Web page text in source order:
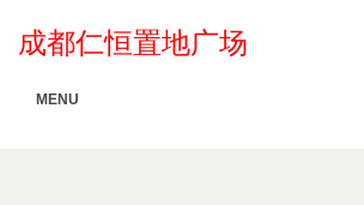
成都仁恒置地广场
MENU